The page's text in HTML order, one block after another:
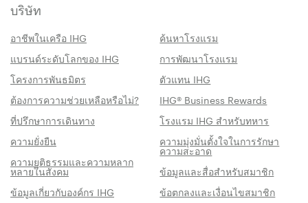
บริษัท
อาชีพในเครือ IHG
ค้นหาโรงแรม
แบรนด์ระดับโลกของ IHG
การพัฒนาโรงแรม
โครงการพันธมิตร
ตัวแทน IHG
ต้องการความช่วยเหลือหรือไม่?
IHG® Business Rewards
ที่ปรึกษาการเดินทาง
โรงแรม IHG สำหรับทหาร
ความยั่งยืน
ความมุ่งมั่นตั้งใจในการรักษา
ความสะอาด
ความยุติธรรมและความหลาก
หลายในสังคม
ข้อมูลและสื่อสำหรับสมาชิก
ข้อมูลเกี่ยวกับองค์กร IHG
ข้อตกลงและเงื่อนไขสมาชิก
สิทธิประโชน์เมื่อจองกับเรา